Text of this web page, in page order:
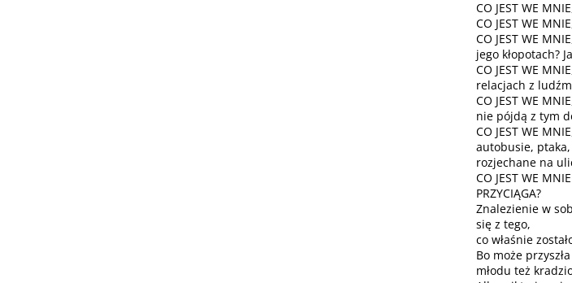
CO JEST WE
CO JEST WE
CO JEST WE
jego kłopotach?
CO JEST WE
relacjach z
CO JEST WE
nie pójdą z tym
CO JEST WE
autobusie,
rozjechane na
CO JEST WE
PRZYCIĄGA?
Znalezienie w
się z tego,
co właśnie
Bo może
młodu też